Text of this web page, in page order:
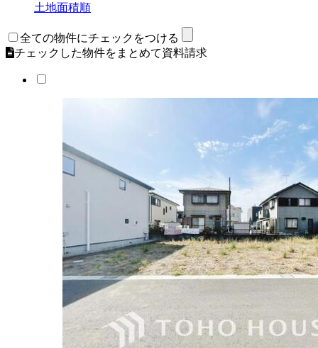
土地面積順
全ての物件にチェックをつける
チェックした物件をまとめて資料請求